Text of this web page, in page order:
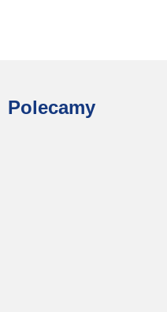
Polecamy